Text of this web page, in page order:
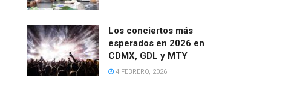
Los conciertos más
esperados en 2026 en
CDMX, GDL y MTY
4 FEBRERO, 2026